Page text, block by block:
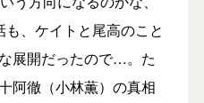
、ケイトと尾高のこと
展開だったので…。た
阿徹（小林薫）の真相